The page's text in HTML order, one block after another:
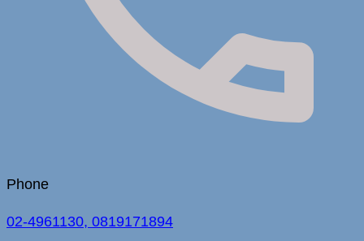
Phone
02-4961130, 0819171894